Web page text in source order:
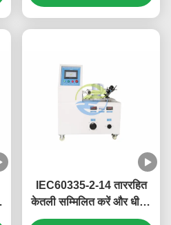
IEC60335-2-14 ताररहित
केतली सम्मिलित करें और धीरज
परीक्षक 10 टाइम्स / मिनट वापस